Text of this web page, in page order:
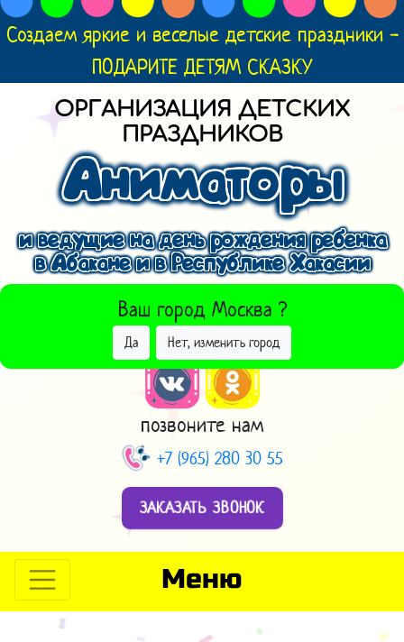
Создаем яркие и веселые детские праздники -
ПОДАРИТЕ ДЕТЯМ СКАЗКУ
ОРГАНИЗАЦИЯ ДЕТСКИХ
ПРАЗДНИКОВ
Аниматоры
и ведущие на день рождения ребенка
в Абакане и в Республике Хакасии
Ваш город Москва ?
Да Нет, изменить город
ВЫБРАТЬ ДРУГОЙ ГОРОД
позвоните нам
+7 (965) 280 30 55
ЗАКАЗАТЬ ЗВОНОК
Меню